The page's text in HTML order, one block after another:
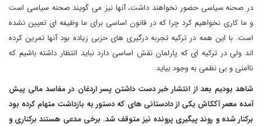
در صحنه سیاسی حضور نخواهند داشت، آنها نیز می گویند صحنه سیاسی است
و ما کاری نخواهیم کرد چرا که در قانون اساسی برای ما وظیفه ای تعیین نشده
است. با این همه در ترکیه تجربه درگیری های حزبی زیاده بود آنها تمرین کرده
اند ولی در ترکیه ای که پارلمان نقش اساسی دارد نباید انتظار داشته باشیم که
ناامنی و بی نظمی به وجود بیاید.
شاهد بودیم بعد از انتشار خبر دست داشتن پسر اردغان در مفاسد مالی پیش
آمده معمر آککاش یکی از دادستانی های که دستور به بازداشت متهام کرده بود
برکنار شده و روند پیگیری پرونده نیز متوقف شد. برخی مدعی هستند برکناری و